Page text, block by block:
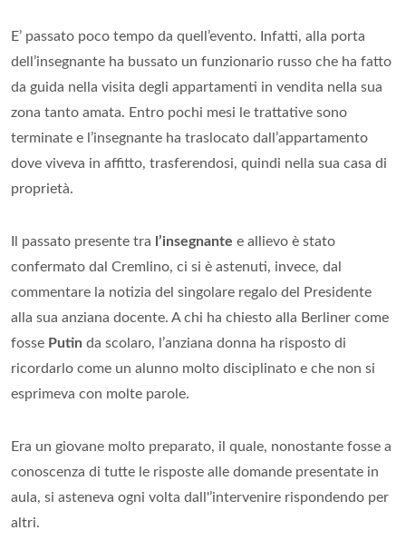
E’ passato poco tempo da quell’evento. Infatti, alla porta
dell’insegnante ha bussato un funzionario russo che ha fatto
da guida nella visita degli appartamenti in vendita nella sua
zona tanto amata. Entro pochi mesi le trattative sono
terminate e l’insegnante ha traslocato dall’appartamento
dove viveva in affitto, trasferendosi, quindi nella sua casa di
proprietà.
Il passato presente tra l’insegnante e allievo è stato
confermato dal Cremlino, ci si è astenuti, invece, dal
commentare la notizia del singolare regalo del Presidente
alla sua anziana docente. A chi ha chiesto alla Berliner come
fosse Putin da scolaro, l’anziana donna ha risposto di
ricordarlo come un alunno molto disciplinato e che non si
esprimeva con molte parole.
Era un giovane molto preparato, il quale, nonostante fosse a
conoscenza di tutte le risposte alle domande presentate in
aula, si asteneva ogni volta dall'’intervenire rispondendo per
altri.